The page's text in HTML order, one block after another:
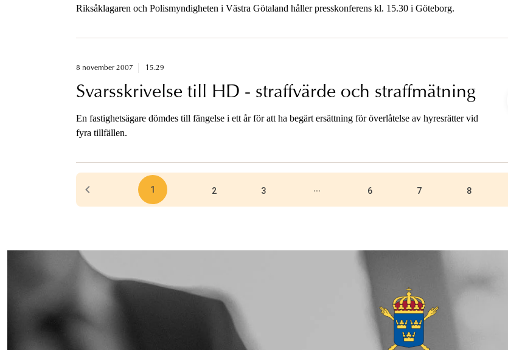
Riksåklagaren och Polismyndigheten i Västra Götaland håller presskonferens kl. 15.30 i Göteborg.
8 november 2007 15.29
Svarsskrivelse till HD - straffvärde och straffmätning
En fastighetsägare dömdes till fängelse i ett år för att ha begärt ersättning för överlåtelse av hyresrätter vid
fyra tillfällen.
1 2 3 ... 6 7 8